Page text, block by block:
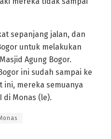
sepanjang jalan, dan
untuk melakukan
Agung Bogor.
ini sudah sampai ke
ini, mereka semuanya
di Monas (le).